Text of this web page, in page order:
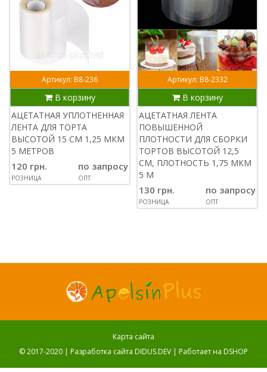
Артикул: В8-236
В корзину
АЦЕТАТНАЯ УПЛОТНЕННАЯ
ЛЕНТА ДЛЯ ТОРТА
ВЫСОТОЙ 15 СМ 1,25 МКМ
5 МЕТРОВ
120 грн.
РОЗНИЦА
по запросу
ОПТ
Артикул: В8-2332
В корзину
АЦЕТАТНАЯ ЛЕНТА
ПОВЫШЕННОЙ
ПЛОТНОСТИ ДЛЯ СБОРКИ
ТОРТОВ ВЫСОТОЙ 12,5
СМ, ПЛОТНОСТЬ 1,75 МКМ
5 М
130 грн.
РОЗНИЦА
по запросу
ОПТ
Карта сайта
© 2017-2020 | Разработка сайта DIDUS.DEV | Работает на DSHOP